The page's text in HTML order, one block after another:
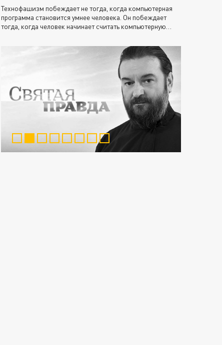
Технофашизм побеждает не тогда, когда компьютерная
программа становится умнее человека. Он побеждает
тогда, когда человек начинает считать компьютерную